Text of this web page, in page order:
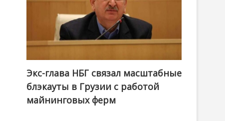
Экс-глава НБГ связал масштабные
блэкауты в Грузии с работой
майнинговых ферм